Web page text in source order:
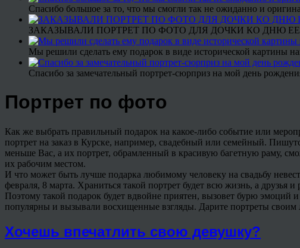
Спасибо большое за то, что мы смогли так не ожиданно и
ЗАКАЗЫВАЛИ ПОРТРЕТ ПО ФОТО ДЛЯ ДОЧКИ КО ДНЮ
Мы решили сделать ему подарок в виде исторической картины
Спасибо за замечательный портрет-сюрприз на мой день
Портрет по фото
Как же выбрать правильный подарок на какое-либо событие или
портрет на заказ в Курске, например, свадебный или семейный.
меньше Вас, а их портрет, обрамленный в красивую багетную раму,
их рабочим местом.
И что может быть лучше подарка любимому человеку на свадьбу
февраля, 8 марта. Храниться такой портрет будет всю жизнь, а
Поэтому такой подарок будет вдвойне приятен, вызовет бурю
популярны и вызывали восхищенные взгляды. Дарите портреты
Хочешь впечатлить свою девушку?